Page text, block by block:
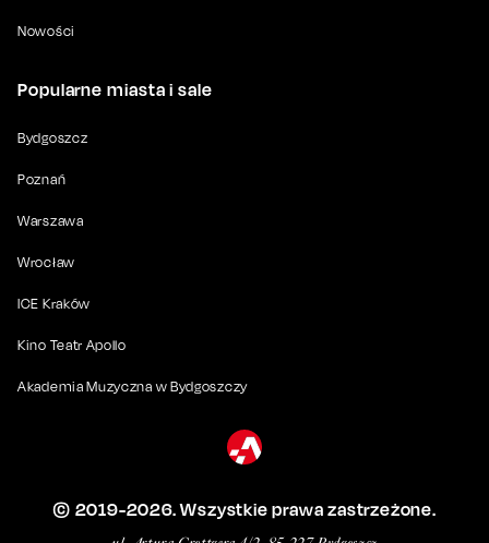
Nowości
Popularne miasta i sale
Bydgoszcz
Poznań
Warszawa
Wrocław
ICE Kraków
Kino Teatr Apollo
Akademia Muzyczna w Bydgoszczy
© 2019-2026. Wszystkie prawa zastrzeżone.